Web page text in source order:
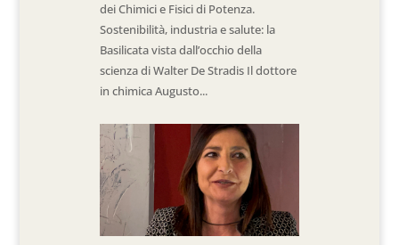
dei Chimici e Fisici di Potenza.
Sostenibilità, industria e salute: la
Basilicata vista dall’occhio della
scienza di Walter De Stradis Il dottore
in chimica Augusto...